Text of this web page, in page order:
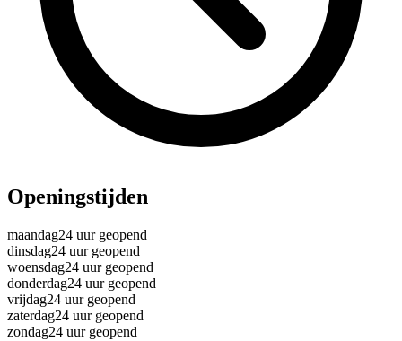
Openingstijden
maandag24 uur geopend
dinsdag24 uur geopend
woensdag24 uur geopend
donderdag24 uur geopend
vrijdag24 uur geopend
zaterdag24 uur geopend
zondag24 uur geopend